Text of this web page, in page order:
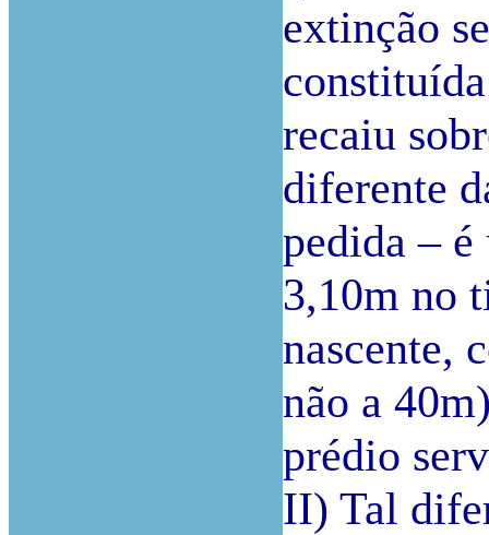
extinção
recaiu
diferente
pedida –
3,10m no
nascente,
não a
prédio
II) Tal